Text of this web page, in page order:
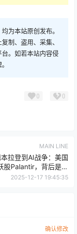
为本站原创发布。
制、盗用、采集、
。如若本站内容侵
0 0
MAIN LINE
拉登到AI战争：美国
股Palantir，背后是一
城近郊培养出的CEO！
2025-12-17 19:45:35
确认修改